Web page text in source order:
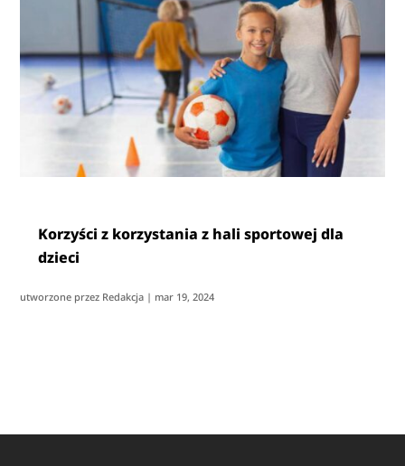
Korzyści z korzystania z hali sportowej dla
dzieci
utworzone przez Redakcja | mar 19, 2024